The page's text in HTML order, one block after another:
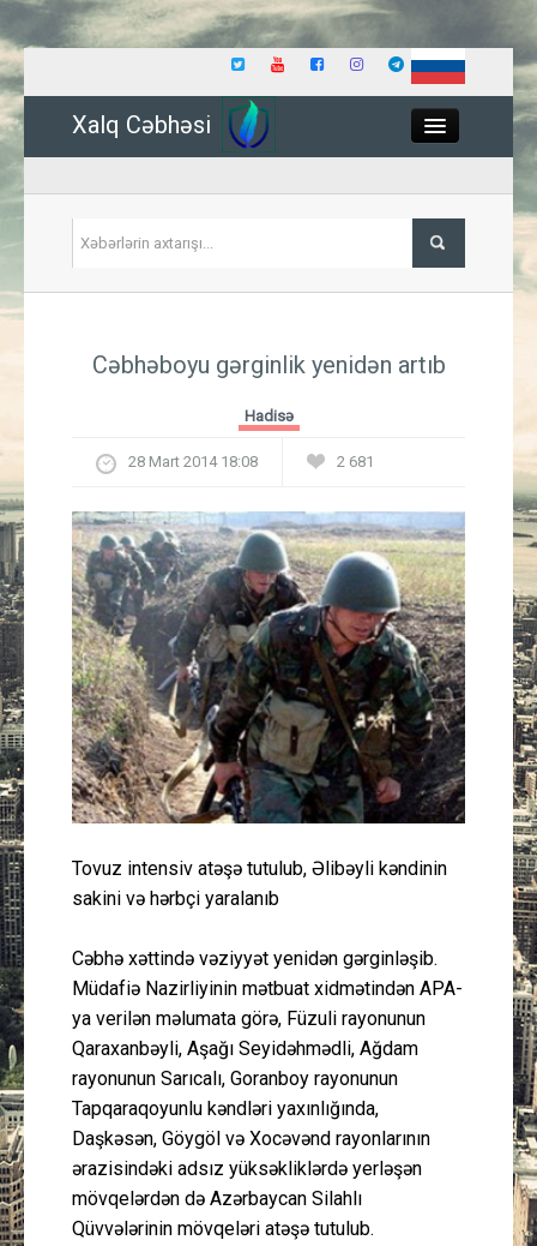
Xalq Cəbhəsi
İqtisadiyyat
Güney Azərbaycan
Mədəniyyət
Müsahibə
İdman
Layihə
Gündəm
Peşə etikası
Əlaqə
Cəbhəboyu gərginlik yenidən artıb
Hadisə
28 Mart 2014 18:08 2 681
Tovuz intensiv atəşə tutulub, Əlibəyli kəndinin
sakini və hərbçi yaralanıb
Cəbhə xəttində vəziyyət yenidən gərginləşib.
Müdafiə Nazirliyinin mətbuat xidmətindən APA-
ya verilən məlumata görə, Füzuli rayonunun
Qaraxanbəyli, Aşağı Seyidəhmədli, Ağdam
rayonunun Sarıcalı, Goranboy rayonunun
Tapqaraqoyunlu kəndləri yaxınlığında,
Daşkəsən, Göygöl və Xocəvənd rayonlarının
ərazisindəki adsız yüksəkliklərdə yerləşən
mövqelərdən də Azərbaycan Silahlı
Qüvvələrinin mövqeləri atəşə tutulub.